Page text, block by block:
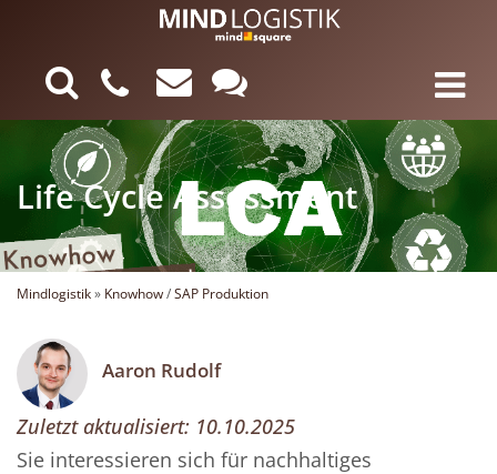
Life Cycle Assessment
Mindlogistik» Knowhow/SAP Produktion
Aaron Rudolf
Zuletzt aktualisiert: 10.10.2025
Sie interessieren sich für nachhaltiges